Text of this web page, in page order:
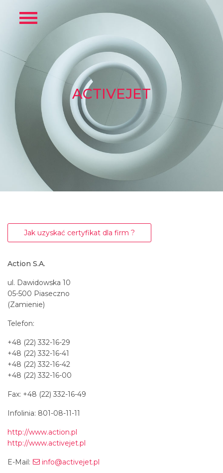
ACTIVEJET
Jak uzyskać certyfikat dla firm ?
Action S.A.
ul. Dawidowska 10
05-500 Piaseczno
(Zamienie)
Telefon:
+48 (22) 332-16-29
+48 (22) 332-16-41
+48 (22) 332-16-42
+48 (22) 332-16-00
Fax: +48 (22) 332-16-49
Infolinia: 801-08-11-11
http://www.action.pl
http://www.activejet.pl
E-Mail: info@activejet.pl